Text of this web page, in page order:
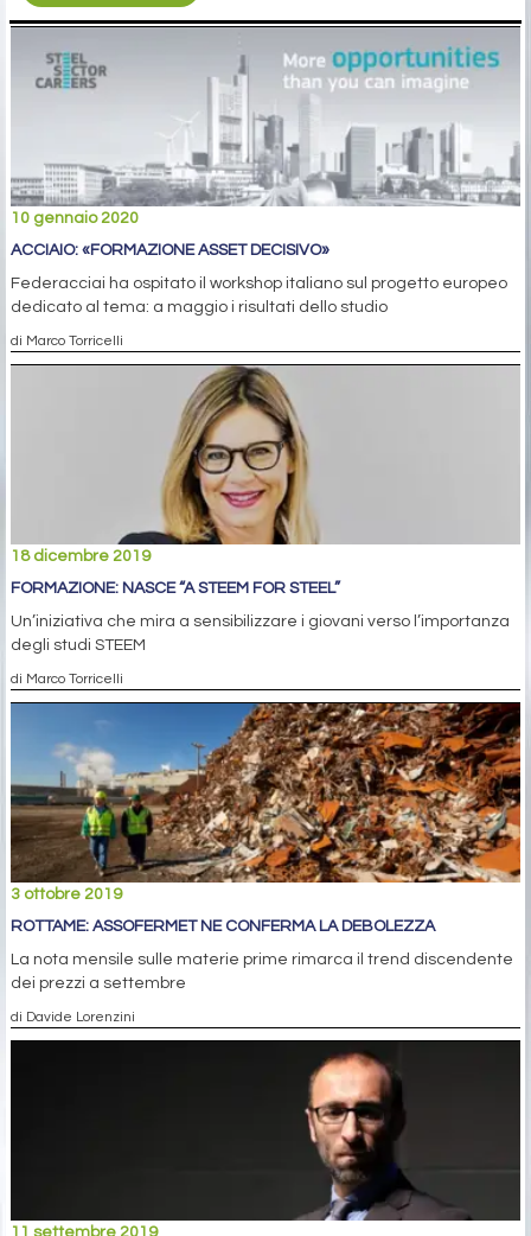
10 gennaio 2020
ACCIAIO: «FORMAZIONE ASSET DECISIVO»
Federacciai ha ospitato il workshop italiano sul progetto europeo
dedicato al tema: a maggio i risultati dello studio
di Marco Torricelli
18 dicembre 2019
FORMAZIONE: NASCE “A STEEM FOR STEEL”
Un’iniziativa che mira a sensibilizzare i giovani verso l’importanza
degli studi STEEM
di Marco Torricelli
3 ottobre 2019
ROTTAME: ASSOFERMET NE CONFERMA LA DEBOLEZZA
La nota mensile sulle materie prime rimarca il trend discendente
dei prezzi a settembre
di Davide Lorenzini
11 settembre 2019